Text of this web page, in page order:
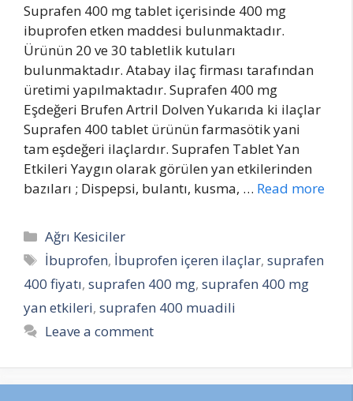
Suprafen 400 mg tablet içerisinde 400 mg
ibuprofen etken maddesi bulunmaktadır.
Ürünün 20 ve 30 tabletlik kutuları
bulunmaktadır. Atabay ilaç firması tarafından
üretimi yapılmaktadır. Suprafen 400 mg
Eşdeğeri Brufen Artril Dolven Yukarıda ki ilaçlar
Suprafen 400 tablet ürünün farmasötik yani
tam eşdeğeri ilaçlardır. Suprafen Tablet Yan
Etkileri Yaygın olarak görülen yan etkilerinden
bazıları ; Dispepsi, bulantı, kusma, … Read more
Categories
Ağrı Kesiciler
Tags
İbuprofen, İbuprofen içeren ilaçlar,suprafen
400 fiyatı, suprafen 400 mg, suprafen 400 mg
yan etkileri, suprafen 400 muadili
Leave a comment